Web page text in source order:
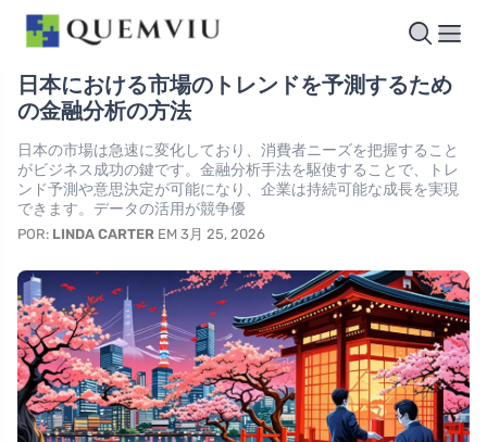
日本における市場のトレンドを予測するため
の金融分析の方法
日本の市場は急速に変化しており、消費者ニーズを把握すること
がビジネス成功の鍵です。金融分析手法を駆使することで、トレ
ンド予測や意思決定が可能になり、企業は持続可能な成長を実現
できます。データの活用が競争優
POR: LINDA CARTER EM 3月 25, 2026